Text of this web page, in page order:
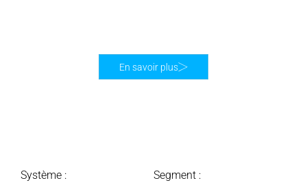
Système : Segment :
En savoir plus